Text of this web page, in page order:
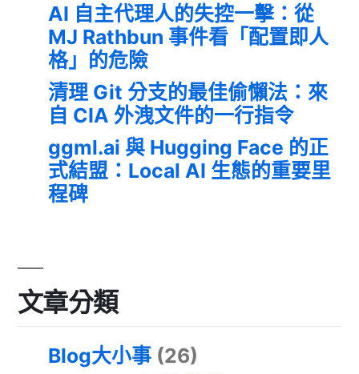
AI 自主代理人的失控一擊：從
MJ Rathbun 事件看「配置即人
格」的危險
清理 Git 分支的最佳偷懶法：來
自 CIA 外洩文件的一行指令
ggml.ai 與 Hugging Face 的正
式結盟：Local AI 生態的重要里
程碑
文章分類
Blog大小事 (26)